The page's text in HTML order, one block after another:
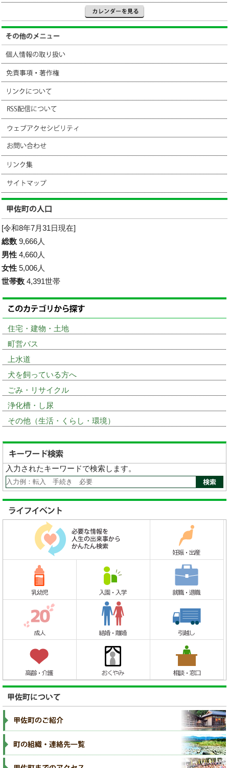
[令和8年7月31日現在]
総数 9,666人
男性 4,660人
女性 5,006人
世帯数 4,391世帯
住宅・建物・土地
町営バス
上水道
犬を飼っている方へ
ごみ・リサイクル
浄化槽・し尿
その他（生活・くらし・環境）
入力されたキーワードで検索します。